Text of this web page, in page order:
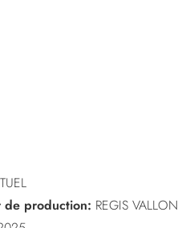
production: REGIS VALLON